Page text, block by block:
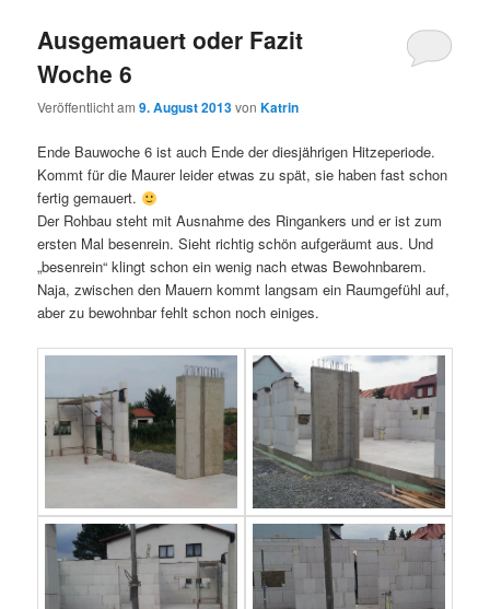
Ausgemauert oder Fazit
Woche 6
Veröffentlicht am9. August 2013vonKatrin
Ende Bauwoche 6 ist auch Ende der diesjährigen Hitzeperiode.
Kommt für die Maurer leider etwas zu spät, sie haben fast schon
fertig gemauert.
Der Rohbau steht mit Ausnahme des Ringankers und er ist zum
ersten Mal besenrein. Sieht richtig schön aufgeräumt aus. Und
„besenrein“ klingt schon ein wenig nach etwas Bewohnbarem.
Naja, zwischen den Mauern kommt langsam ein Raumgefühl auf,
aber zu bewohnbar fehlt schon noch einiges.